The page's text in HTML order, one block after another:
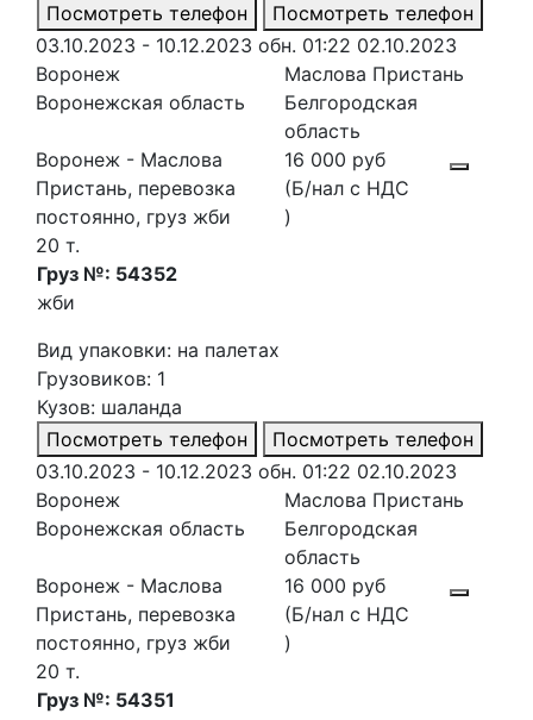
Посмотреть телефон
Посмотреть телефон
03.10.2023 - 10.12.2023 обн. 01:22 02.10.2023
Воронеж
Воронежская область
Маслова Пристань
Белгородская
область
Воронеж - Маслова
Пристань, перевозка
постоянно, груз жби
20 т.
16 000 руб
(Б/нал с НДС
)
Груз №: 54352
жби
Вид упаковки: на палетах
Грузовиков: 1
Кузов: шаланда
Посмотреть телефон
Посмотреть телефон
03.10.2023 - 10.12.2023 обн. 01:22 02.10.2023
Воронеж
Воронежская область
Маслова Пристань
Белгородская
область
Воронеж - Маслова
Пристань, перевозка
постоянно, груз жби
20 т.
16 000 руб
(Б/нал с НДС
)
Груз №: 54351